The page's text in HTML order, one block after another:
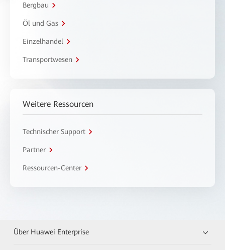
Bergbau
Öl und Gas
Einzelhandel
Transportwesen
Weitere Ressourcen
Technischer Support
Partner
Ressourcen-Center
Über Huawei Enterprise